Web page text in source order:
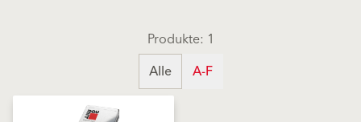
Produkte: 1
Alle
A-F